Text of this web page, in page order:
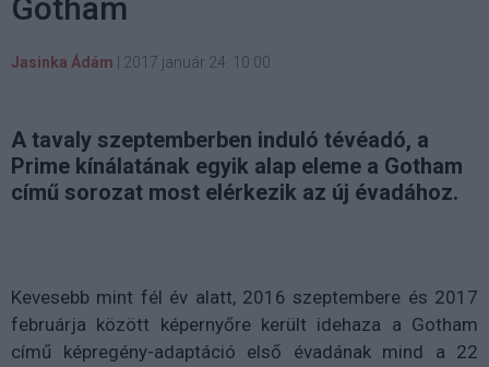
Gotham
Jasinka Ádám 2017 január 24. 10:00
A tavaly szeptemberben induló tévéadó, a
Prime kínálatának egyik alap eleme a Gotham
című sorozat most elérkezik az új évadához.
Kevesebb mint fél év alatt, 2016 szeptembere és 2017
februárja között képernyőre került idehaza a Gotham
című képregény-adaptáció első évadának mind a 22